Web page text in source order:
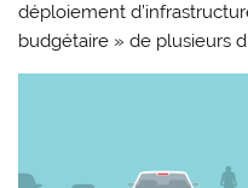
déploiement
budgétaire » de plusieurs